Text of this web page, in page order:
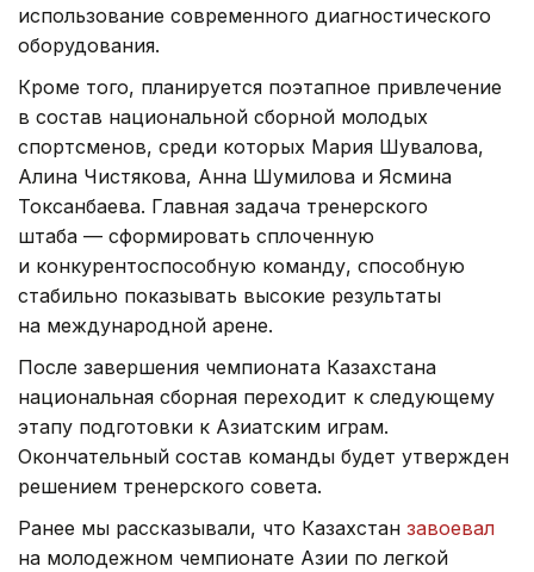
использование современного диагностического
оборудования.
Кроме того, планируется поэтапное привлечение
в состав национальной сборной молодых
спортсменов, среди которых Мария Шувалова,
Алина Чистякова, Анна Шумилова и Ясмина
Токсанбаева. Главная задача тренерского
штаба — сформировать сплоченную
и конкурентоспособную команду, способную
стабильно показывать высокие результаты
на международной арене.
После завершения чемпионата Казахстана
национальная сборная переходит к следующему
этапу подготовки к Азиатским играм.
Окончательный состав команды будет утвержден
решением тренерского совета.
Ранее мы рассказывали, что Казахстан завоевал
на молодежном чемпионате Азии по легкой